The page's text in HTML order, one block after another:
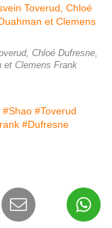
Chloé Dufresne,
et Clemens Frank
#Shao #Toverud
#Dufresne